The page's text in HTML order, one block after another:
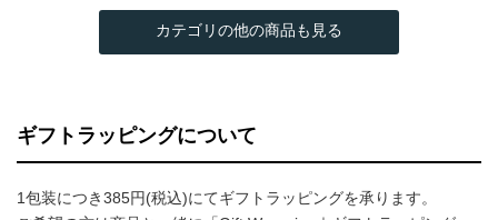
カテゴリの他の商品も見る
ギフトラッピングについて
1包装につき385円(税込)にてギフトラッピングを承ります。